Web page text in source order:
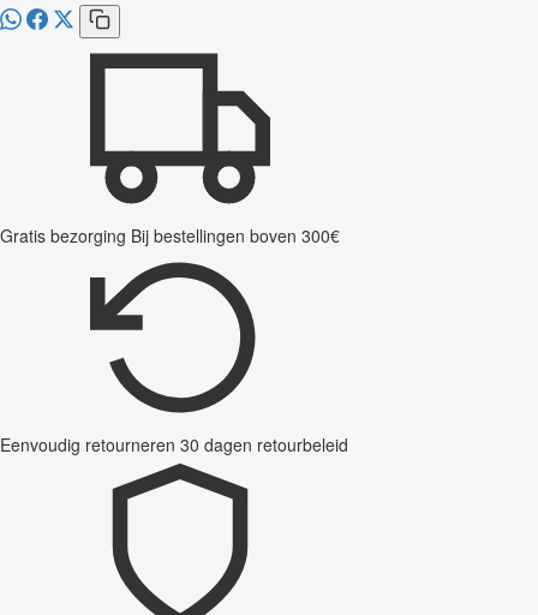
Gratis bezorging Bij bestellingen boven 300€
Eenvoudig retourneren 30 dagen retourbeleid